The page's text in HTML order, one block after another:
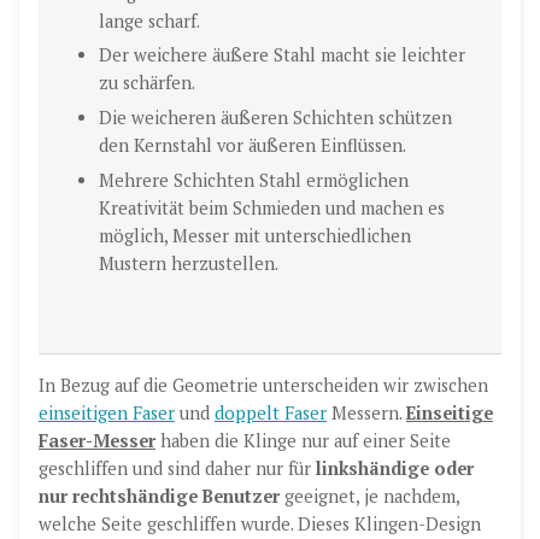
lange scharf.
Der weichere äußere Stahl macht sie leichter
zu schärfen.
Die weicheren äußeren Schichten schützen
den Kernstahl vor äußeren Einflüssen.
Mehrere Schichten Stahl ermöglichen
Kreativität beim Schmieden und machen es
möglich, Messer mit unterschiedlichen
Mustern herzustellen.
In Bezug auf die Geometrie unterscheiden wir zwischen
einseitigen Faser und doppelt Faser Messern. Einseitige
Faser-Messer haben die Klinge nur auf einer Seite
geschliffen und sind daher nur für linkshändige oder
nur rechtshändige Benutzer geeignet, je nachdem,
welche Seite geschliffen wurde. Dieses Klingen-Design